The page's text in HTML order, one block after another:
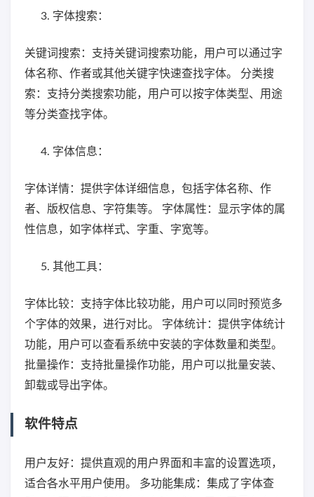
字体搜索：
关键词搜索：支持关键词搜索功能，用户可以通过字
体名称、作者或其他关键字快速查找字体。 分类搜
索：支持分类搜索功能，用户可以按字体类型、用途
等分类查找字体。
字体信息：
字体详情：提供字体详细信息，包括字体名称、作
者、版权信息、字符集等。 字体属性：显示字体的属
性信息，如字体样式、字重、字宽等。
其他工具：
字体比较：支持字体比较功能，用户可以同时预览多
个字体的效果，进行对比。 字体统计：提供字体统计
功能，用户可以查看系统中安装的字体数量和类型。
批量操作：支持批量操作功能，用户可以批量安装、
卸载或导出字体。
软件特点
用户友好：提供直观的用户界面和丰富的设置选项，
适合各水平用户使用。 多功能集成：集成了字体查